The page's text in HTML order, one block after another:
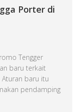
Porter di
Tengger
baru terkait
Aturan baru itu
pendamping